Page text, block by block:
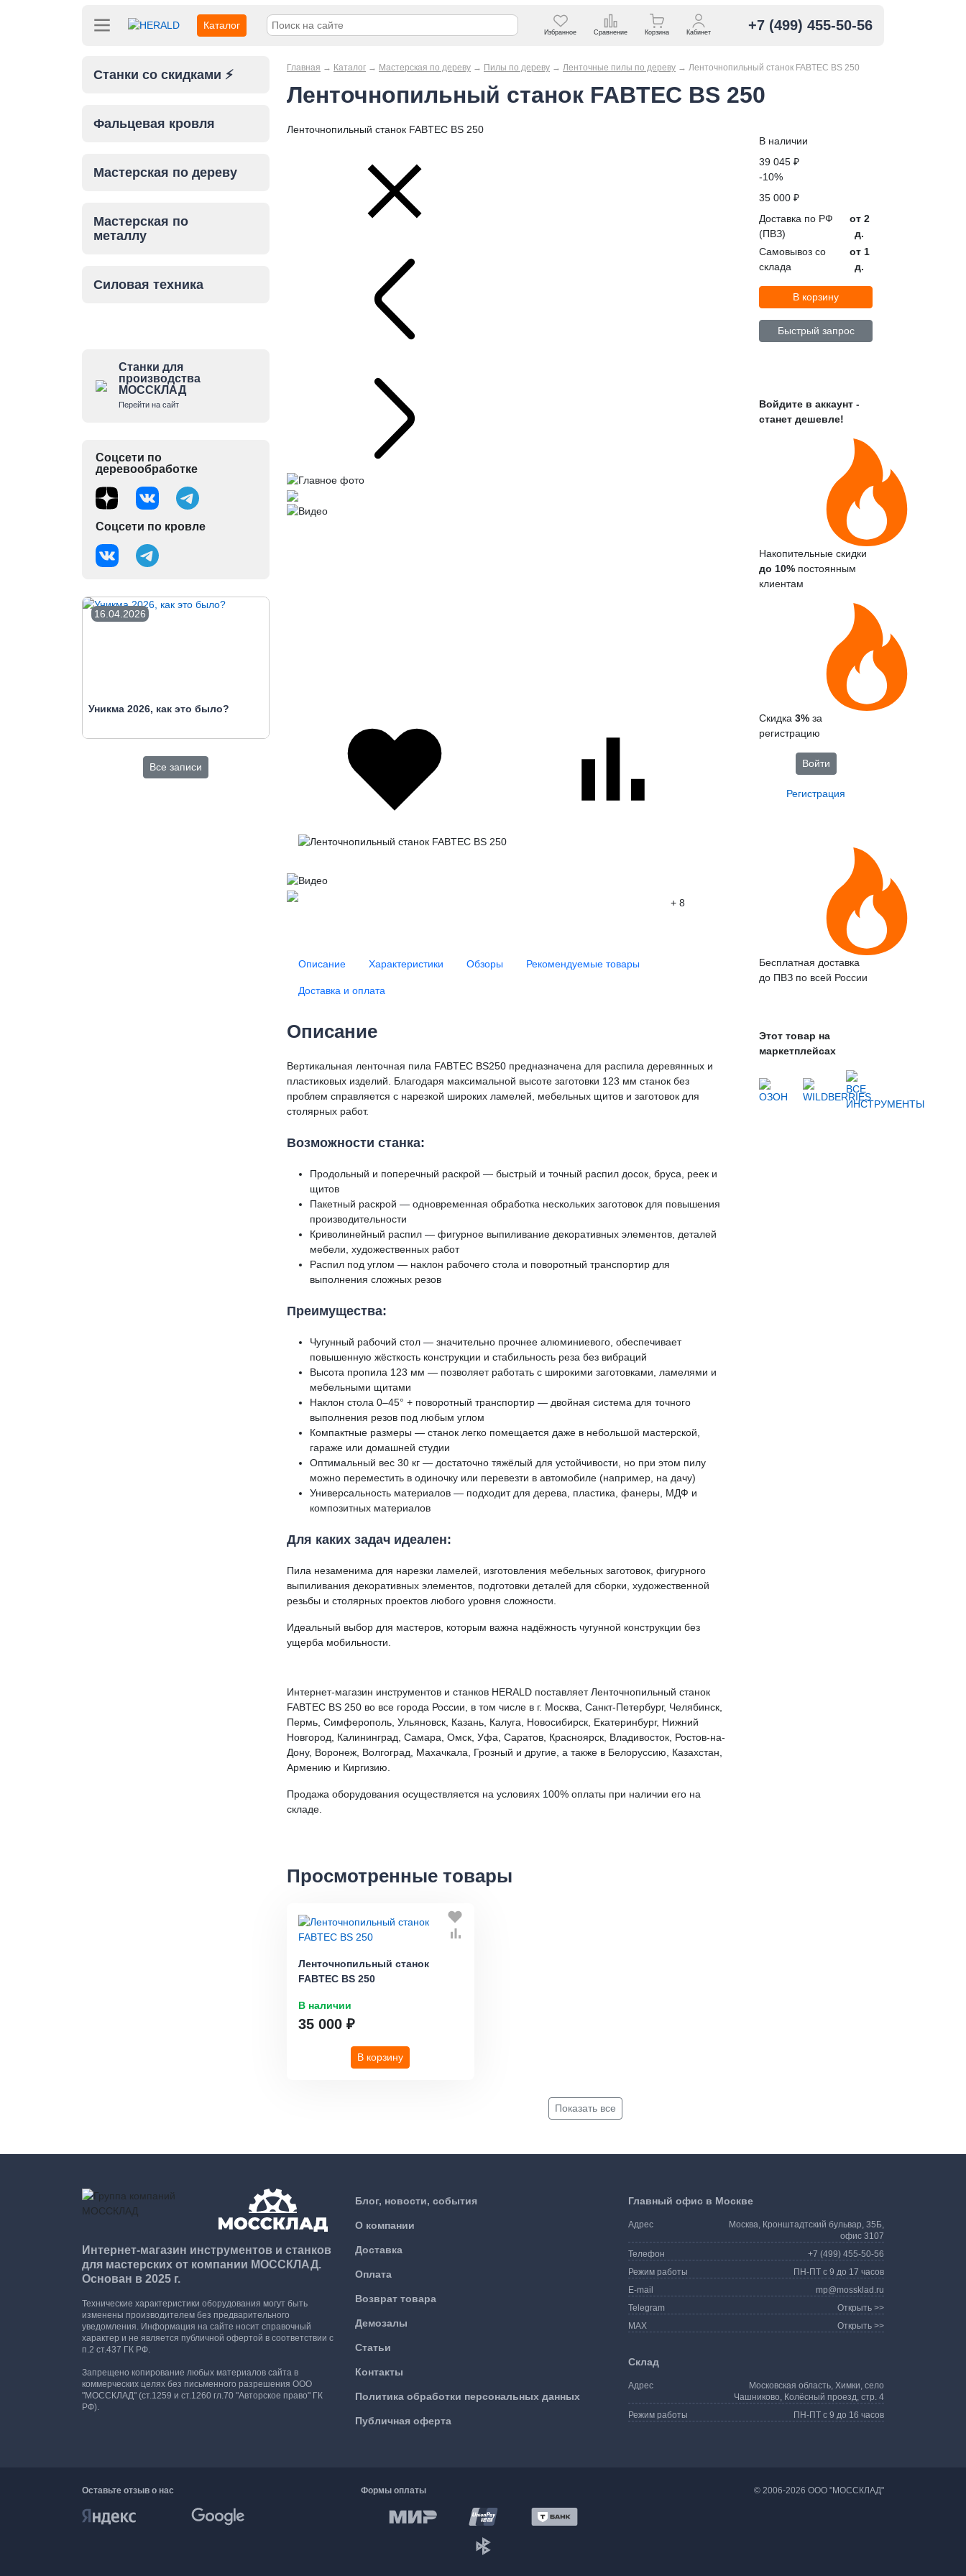
Каталог
Избранное Сравнение Корзина Кабинет +7 (499) 455-50-56
Станки со скидками ⚡
Фальцевая кровля
Мастерская по дереву
Мастерская по
металлу
Силовая техника
Станки для
производства
МОССКЛАД
Перейти на сайт
Соцсети по
деревообработке
Соцсети по кровле
16.04.2026
Уникма 2026, как это было?
Все записи
Главная → Каталог → Мастерская по дереву → Пилы по дереву → Ленточные пилы по дереву → Ленточнопильный станок FABTEC BS 250
Ленточнопильный станок FABTEC BS 250
Ленточнопильный станок FABTEC BS 250
+ 8
Описание Характеристики Обзоры Рекомендуемые товары
Доставка и оплата
Описание
Вертикальная ленточная пила FABTEC BS250 предназначена для распила деревянных и
пластиковых изделий. Благодаря максимальной высоте заготовки 123 мм станок без
проблем справляется с нарезкой широких ламелей, мебельных щитов и заготовок для
столярных работ.
Возможности станка:
Продольный и поперечный раскрой — быстрый и точный распил досок, бруса, реек и
щитов
Пакетный раскрой — одновременная обработка нескольких заготовок для повышения
производительности
Криволинейный распил — фигурное выпиливание декоративных элементов, деталей
мебели, художественных работ
Распил под углом — наклон рабочего стола и поворотный транспортир для
выполнения сложных резов
Преимущества:
Чугунный рабочий стол — значительно прочнее алюминиевого, обеспечивает
повышенную жёсткость конструкции и стабильность реза без вибраций
Высота пропила 123 мм — позволяет работать с широкими заготовками, ламелями и
мебельными щитами
Наклон стола 0–45° + поворотный транспортир — двойная система для точного
выполнения резов под любым углом
Компактные размеры — станок легко помещается даже в небольшой мастерской,
гараже или домашней студии
Оптимальный вес 30 кг — достаточно тяжёлый для устойчивости, но при этом пилу
можно переместить в одиночку или перевезти в автомобиле (например, на дачу)
Универсальность материалов — подходит для дерева, пластика, фанеры, МДФ и
композитных материалов
Для каких задач идеален:
Пила незаменима для нарезки ламелей, изготовления мебельных заготовок, фигурного
выпиливания декоративных элементов, подготовки деталей для сборки, художественной
резьбы и столярных проектов любого уровня сложности.
Идеальный выбор для мастеров, которым важна надёжность чугунной конструкции без
ущерба мобильности.
Интернет-магазин инструментов и станков HERALD поставляет Ленточнопильный станок
FABTEC BS 250 во все города России, в том числе в г. Москва, Санкт-Петербург, Челябинск,
Пермь, Симферополь, Ульяновск, Казань, Калуга, Новосибирск, Екатеринбург, Нижний
Новгород, Калининград, Самара, Омск, Уфа, Саратов, Красноярск, Владивосток, Ростов-на-
Дону, Воронеж, Волгоград, Махачкала, Грозный и другие, а также в Белоруссию, Казахстан,
Армению и Киргизию.
Продажа оборудования осуществляется на условиях 100% оплаты при наличии его на
складе.
В наличии
39 045 ₽
-10%
35 000 ₽
Доставка по РФ
(ПВЗ)
от 2
д.
Самовывоз со
склада
от 1
д.
В корзину
Быстрый запрос
Войдите в аккаунт -
станет дешевле!
Накопительные скидки
до 10% постоянным
клиентам
Скидка3% за
регистрацию
Войти
Регистрация
Бесплатная доставка
до ПВЗ по всей России
Этот товар на
маркетплейсах
Просмотренные товары
Ленточнопильный станок
FABTEC BS 250
В наличии
35 000 ₽
В корзину
Показать все
Интернет-магазин инструментов и станков
для мастерских от компании МОССКЛАД.
Основан в 2025 г.
Технические характеристики оборудования могут быть
изменены производителем без предварительного
уведомления. Информация на сайте носит справочный
характер и не является публичной офертой в соответствии с
п.2 ст.437 ГК РФ.
Запрещено копирование любых материалов сайта в
коммерческих целях без письменного разрешения ООО
"МОССКЛАД" (ст.1259 и ст.1260 гл.70 "Авторское право" ГК
РФ).
Блог, новости, события
О компании
Доставка
Оплата
Возврат товара
Демозалы
Статьи
Контакты
Политика обработки персональных данных
Публичная оферта
Главный офис в Москве
Адрес
Москва, Кронштадтский бульвар, 35Б,
офис 3107
Телефон
+7 (499) 455-50-56
Режим работы
ПН-ПТ с 9 до 17 часов
E-mail
mp@mossklad.ru
Telegram
Открыть >>
MAX
Открыть >>
Склад
Адрес
Московская область, Химки, село
Чашниково, Колёсный проезд, стр. 4
Режим работы
ПН-ПТ с 9 до 16 часов
Оставьте отзыв о нас Формы оплаты © 2006-2026 ООО "МОССКЛАД"